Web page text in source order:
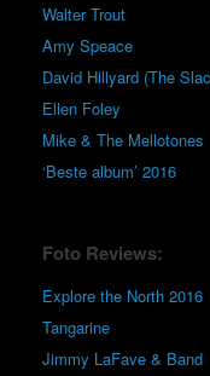
Walter Trout
Amy Speace
David Hillyard (The
Ellen Foley
Mike & The Mellotones
‘Beste album’ 2016
Foto Reviews:
Explore the North 2016
Tangarine
Jimmy LaFave & Band